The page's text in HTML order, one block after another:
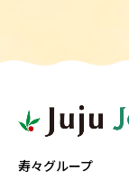
寿々グループ